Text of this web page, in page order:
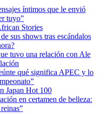
íntimos que le envió
tuyo”
Stories
sus shows tras escándalos
tuvo una relación con Ale
qué significa APEC y lo
Japan Hot 100
en certamen de belleza: